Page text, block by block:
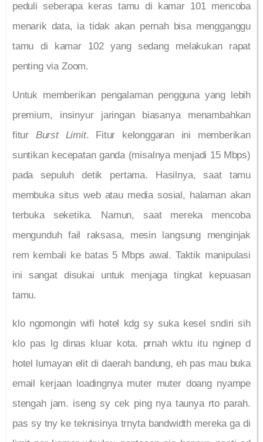
peduli seberapa keras tamu di kamar 101 mencoba
menarik data, ia tidak akan pernah bisa mengganggu
tamu di kamar 102 yang sedang melakukan rapat
penting via Zoom.
Untuk memberikan pengalaman pengguna yang lebih
premium, insinyur jaringan biasanya menambahkan
fitur Burst Limit. Fitur kelonggaran ini memberikan
suntikan kecepatan ganda (misalnya menjadi 15 Mbps)
pada sepuluh detik pertama. Hasilnya, saat tamu
membuka situs web atau media sosial, halaman akan
terbuka seketika. Namun, saat mereka mencoba
mengunduh fail raksasa, mesin langsung menginjak
rem kembali ke batas 5 Mbps awal. Taktik manipulasi
ini sangat disukai untuk menjaga tingkat kepuasan
tamu.
klo ngomongin wifi hotel kdg sy suka kesel sndiri sih
klo pas lg dinas kluar kota. prnah wktu itu nginep d
hotel lumayan elit di daerah bandung, eh pas mau buka
email kerjaan loadingnya muter muter doang nyampe
stengah jam. iseng sy cek ping nya taunya rto parah.
pas sy tny ke teknisinya trnyta bandwidth mereka ga di